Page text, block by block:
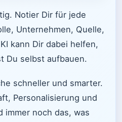
Notier Dir für jede
Unternehmen, Quelle,
kann Dir dabei helfen,
Du selbst aufbauen.
schneller und smarter.
Personalisierung und
immer noch das, was